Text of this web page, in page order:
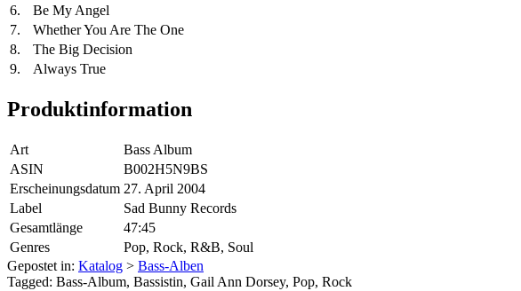
6.
Be My Angel
7.
Whether You Are The One
8.
The Big Decision
9.
Always True
Produktinformation
Art
Bass Album
ASIN
B002H5N9BS
Erscheinungsdatum 27. April 2004
Label
Sad Bunny Records
Gesamtlänge
47:45
Genres
Pop, Rock, R&B, Soul
Gepostet in: Katalog > Bass-Alben
Tagged: Bass-Album, Bassistin, Gail Ann Dorsey, Pop, Rock